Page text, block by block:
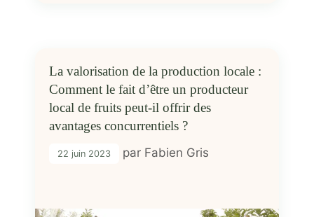
La valorisation de la production locale :
Comment le fait d’être un producteur
local de fruits peut-il offrir des
avantages concurrentiels ?
22 juin 2023 par Fabien Gris